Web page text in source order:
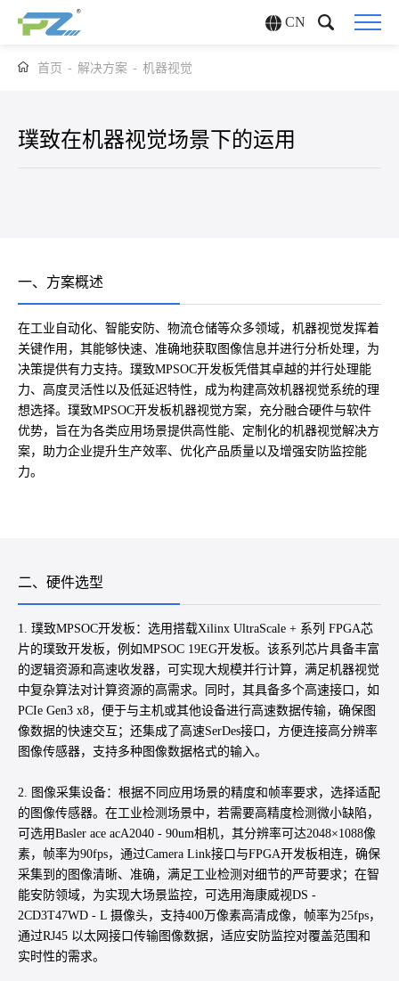
CN
首页 - 解决方案 - 机器视觉
璞致在机器视觉场景下的运用
一、方案概述
在工业自动化、智能安防、物流仓储等众多领域，机器视觉发挥着
关键作用，其能够快速、准确地获取图像信息并进行分析处理，为
决策提供有力支持。璞致MPSOC开发板凭借其卓越的并行处理能
力、高度灵活性以及低延迟特性，成为构建高效机器视觉系统的理
想选择。璞致MPSOC开发板机器视觉方案，充分融合硬件与软件
优势，旨在为各类应用场景提供高性能、定制化的机器视觉解决方
案，助力企业提升生产效率、优化产品质量以及增强安防监控能
力。
二、硬件选型
1. 璞致MPSOC开发板：选用搭载Xilinx UltraScale + 系列 FPGA芯
片的璞致开发板，例如MPSOC 19EG开发板。该系列芯片具备丰富
的逻辑资源和高速收发器，可实现大规模并行计算，满足机器视觉
中复杂算法对计算资源的高需求。同时，其具备多个高速接口，如
PCIe Gen3 x8，便于与主机或其他设备进行高速数据传输，确保图
像数据的快速交互；还集成了高速SerDes接口，方便连接高分辨率
图像传感器，支持多种图像数据格式的输入。
2. 图像采集设备：根据不同应用场景的精度和帧率要求，选择适配
的图像传感器。在工业检测场景中，若需要高精度检测微小缺陷，
可选用Basler ace acA2040 - 90um相机，其分辨率可达2048×1088像
素，帧率为90fps，通过Camera Link接口与FPGA开发板相连，确保
采集到的图像清晰、准确，满足工业检测对细节的严苛要求；在智
能安防领域，为实现大场景监控，可选用海康威视DS -
2CD3T47WD - L 摄像头，支持400万像素高清成像，帧率为25fps，
通过RJ45 以太网接口传输图像数据，适应安防监控对覆盖范围和
实时性的需求。